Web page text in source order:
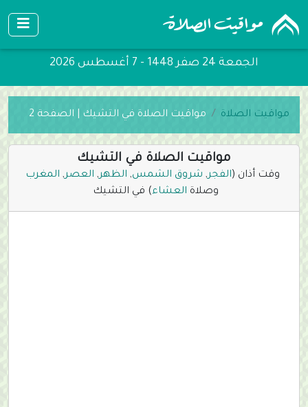
الجمعة 24 صفر 1448 - 7 أغسطس 2026
مواقيت الصلاة مواقيت الصلاة في التشيك | الصفحة 2
مواقيت الصلاة في التشيك
وقت أذان (الفجر, شروق الشمس, الظهر, العصر, المغرب
وصلاة العشاء) في التشيك